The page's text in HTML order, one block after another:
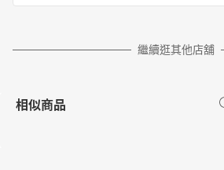
EP.55 耶穌第一次派遣門徒出去傳福音（二）
EP.58 贏得全世界而喪失生命有什麼意義？
EP.59 要以死來完成使命的耶穌
繼續逛其他店舖
相似商品